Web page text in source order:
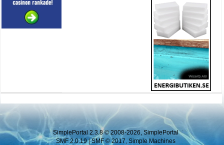
SimplePortal 2.3.8 © 2008-2026, SimplePortal
SMF 2.0.19|SMF © 2017 Simple Machines